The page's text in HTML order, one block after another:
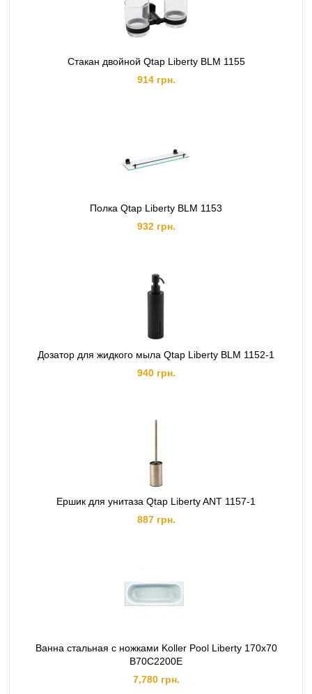
Стакан двойной Qtap Liberty BLM 1155
914 грн.
Полка Qtap Liberty BLM 1153
932 грн.
Дозатор для жидкого мыла Qtap Liberty BLM 1152-1
940 грн.
Ершик для унитаза Qtap Liberty ANT 1157-1
887 грн.
Ванна стальная с ножками Koller Pool Liberty 170х70
B70C2200E
7,780 грн.